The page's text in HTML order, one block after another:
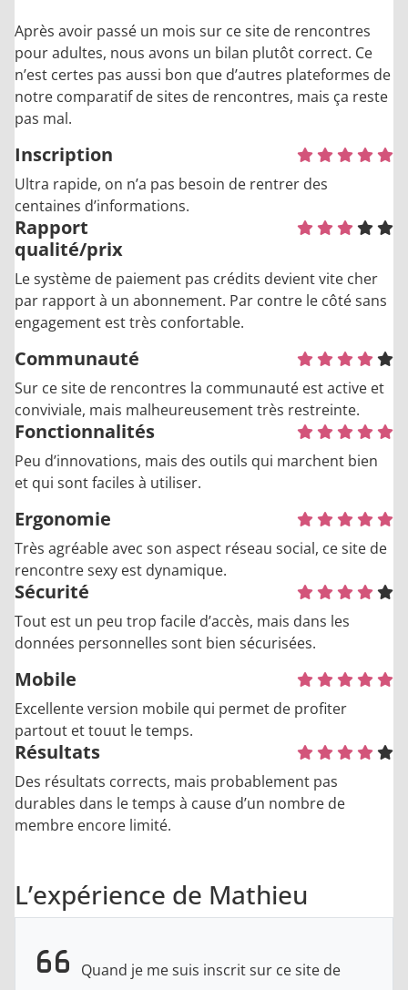
Après avoir passé un mois sur ce site de rencontres
pour adultes, nous avons un bilan plutôt correct. Ce
n’est certes pas aussi bon que d’autres plateformes de
notre comparatif de sites de rencontres, mais ça reste
pas mal.
Inscription
Ultra rapide, on n’a pas besoin de rentrer des
centaines d’informations.
Rapport
qualité/prix
Le système de paiement pas crédits devient vite cher
par rapport à un abonnement. Par contre le côté sans
engagement est très confortable.
Communauté
Sur ce site de rencontres la communauté est active et
conviviale, mais malheureusement très restreinte.
Fonctionnalités
Peu d’innovations, mais des outils qui marchent bien
et qui sont faciles à utiliser.
Ergonomie
Très agréable avec son aspect réseau social, ce site de
rencontre sexy est dynamique.
Sécurité
Tout est un peu trop facile d’accès, mais dans les
données personnelles sont bien sécurisées.
Mobile
Excellente version mobile qui permet de profiter
partout et touut le temps.
Résultats
Des résultats corrects, mais probablement pas
durables dans le temps à cause d’un nombre de
membre encore limité.
L’expérience de Mathieu
Quand je me suis inscrit sur ce site de